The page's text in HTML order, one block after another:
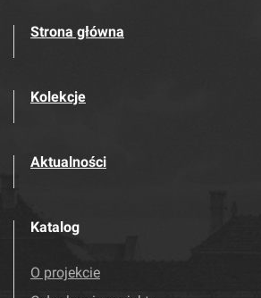
Strona główna
Kolekcje
Aktualności
Katalog
O projekcie